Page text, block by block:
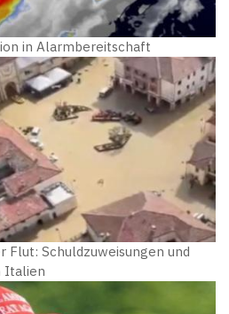
in Alarmbereitschaft
Flut: Schuldzuweisungen und
Italien